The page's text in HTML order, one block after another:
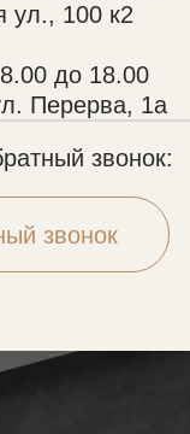
материалов без
строго запрещено